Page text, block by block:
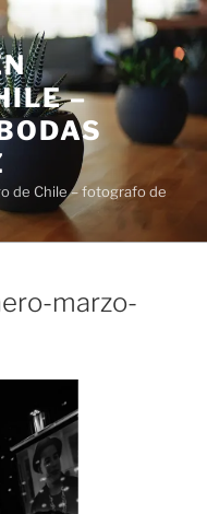
–
de Chile – fotografo de
marzo-